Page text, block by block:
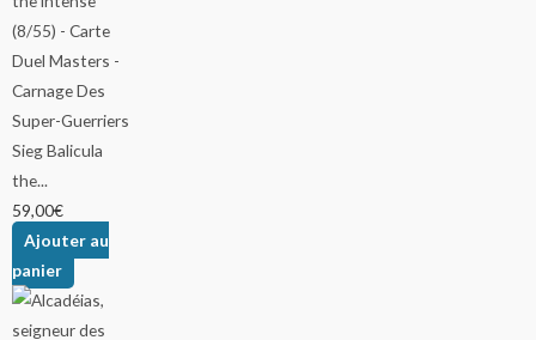
Sieg Balicula
the...
59,00€
Ajouter au
panier